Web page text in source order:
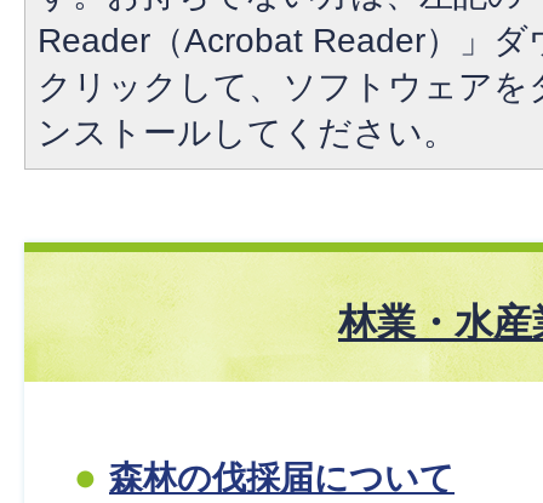
Reader（Acrobat Reader）」
クリックして、ソフトウェア
ンストールしてください。
林業・水産
森林の伐採届について